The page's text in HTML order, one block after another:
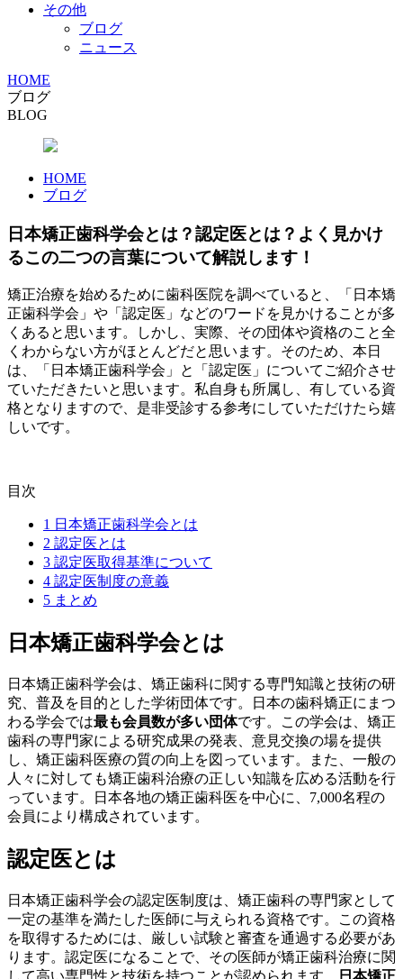
その他
ブログ
ニュース
HOME
ブログ
BLOG
HOME
ブログ
日本矯正歯科学会とは？認定医とは？よく見かけ
るこの二つの言葉について解説します！
矯正治療を始めるために歯科医院を調べていると、「日本矯
正歯科学会」や「認定医」などのワードを見かけることが多
くあると思います。しかし、実際、その団体や資格のこと全
くわからない方がほとんどだと思います。そのため、本日
は、「日本矯正歯科学会」と「認定医」についてご紹介させ
ていただきたいと思います。私自身も所属し、有している資
格となりますので、是非受診する参考にしていただけたら嬉
しいです。
目次
1 日本矯正歯科学会とは
2 認定医とは
3 認定医取得基準について
4 認定医制度の意義
5 まとめ
日本矯正歯科学会とは
日本矯正歯科学会は、矯正歯科に関する専門知識と技術の研
究、普及を目的とした学術団体です。日本の歯科矯正にまつ
わる学会では最も会員数が多い団体です。この学会は、矯正
歯科の専門家による研究成果の発表、意見交換の場を提供
し、矯正歯科医療の質の向上を図っています。また、一般の
人々に対しても矯正歯科治療の正しい知識を広める活動を行
っています。日本各地の矯正歯科医を中心に、7,000名程の
会員により構成されています。
認定医とは
日本矯正歯科学会の認定医制度は、矯正歯科の専門家として
一定の基準を満たした医師に与えられる資格です。この資格
を取得するためには、厳しい試験と審査を通過する必要があ
ります。認定医になることで、その医師が矯正歯科治療に関
して高い専門性と技術を持つことが認められます。
日本矯正